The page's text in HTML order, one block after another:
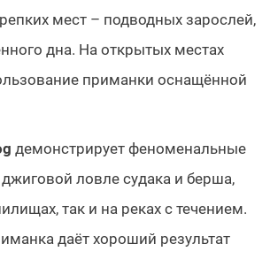
мест – подводных зарослей,
дна. На открытых местах
приманки оснащённой
демонстрирует феноменальные
ловле судака и берша,
так и на реках с течением.
даёт хороший результат